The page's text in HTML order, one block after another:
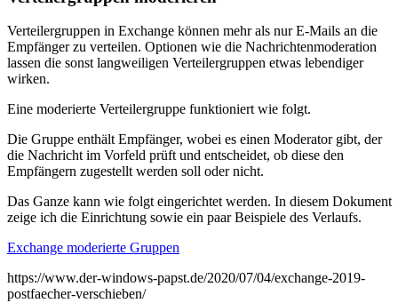
Verteilergruppen in Exchange können mehr als nur E-Mails an die
Empfänger zu verteilen. Optionen wie die Nachrichtenmoderation
lassen die sonst langweiligen Verteilergruppen etwas lebendiger
wirken.
Eine moderierte Verteilergruppe funktioniert wie folgt.
Die Gruppe enthält Empfänger, wobei es einen Moderator gibt, der
die Nachricht im Vorfeld prüft und entscheidet, ob diese den
Empfängern zugestellt werden soll oder nicht.
Das Ganze kann wie folgt eingerichtet werden. In diesem Dokument
zeige ich die Einrichtung sowie ein paar Beispiele des Verlaufs.
Exchange moderierte Gruppen
https://www.der-windows-papst.de/2020/07/04/exchange-2019-
postfaecher-verschieben/